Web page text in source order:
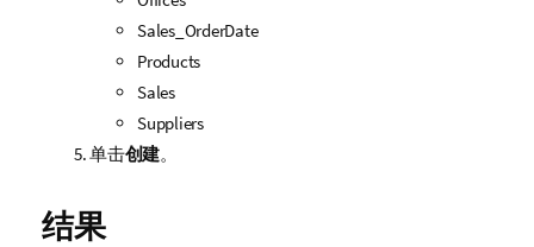
Sales_OrderDate
Products
Sales
Suppliers
单击创建。
结果